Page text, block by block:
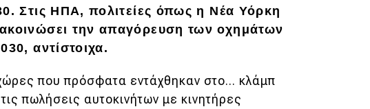
Στις ΗΠΑ, πολιτείες όπως η Νέα Υόρκη
την απαγόρευση των οχημάτων
αντίστοιχα.
που πρόσφατα εντάχθηκαν στο... κλάμπ
πωλήσεις αυτοκινήτων με κινητήρες